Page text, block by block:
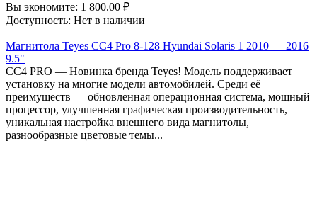
Вы экономите: 1 800.00 ₽
Доступность: Нет в наличии
Магнитола Teyes CC4 Pro 8-128 Hyundai Solaris 1 2010 — 2016
9.5"
СС4 PRO — Новинка бренда Teyes! Модель поддерживает
установку на многие модели автомобилей. Среди её
преимуществ — обновленная операционная система, мощный
процессор, улучшенная графическая производительность,
уникальная настройка внешнего вида магнитолы,
разнообразные цветовые темы...